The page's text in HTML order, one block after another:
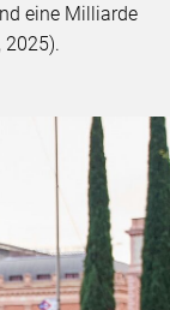
eine Milliarde
2025).